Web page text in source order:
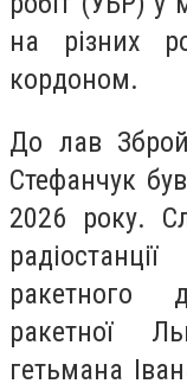
на різних
кордоном.
До лав
Стефанчук
2026 року.
ракетного
ракетної
гетьмана